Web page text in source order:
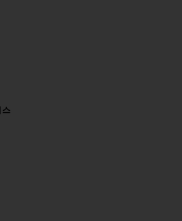
원피스